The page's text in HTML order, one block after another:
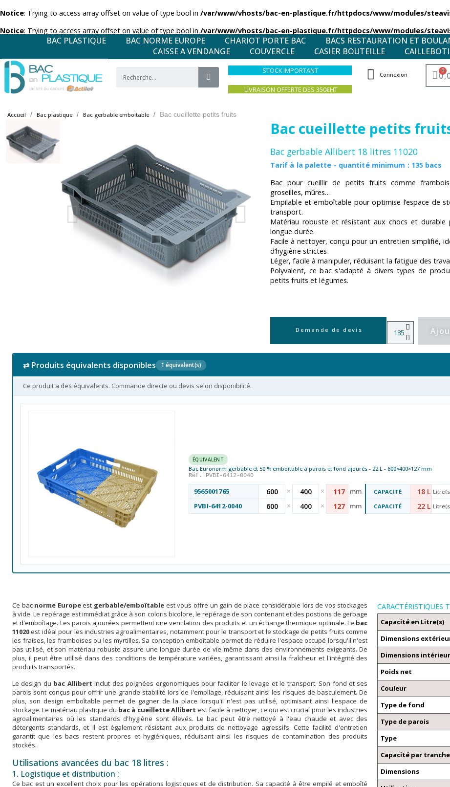
Notice: Trying to access array offset on value of type bool in /var/www/vhosts/bac-en-plastique.fr/httpdocs/www/modules/
Notice: Trying to access array offset on value of type bool in /var/www/vhosts/bac-en-plastique.fr/httpdocs/www/modules/
BAC PLASTIQUE BAC NORME EUROPE CHARIOT PORTE BAC BACS RESTAURATION ET
CAISSE A VENDANGE
COUVERCLE CASIER BOUTEILLE
STOCK IMPORTANT
LIVRAISON OFFERTE DES 350€HT
Connexion
Accueil Bac plastique Bac gerbable emboitable Bac cueillette petits fruits
Bac cueillette petits
Bac gerbable Allibert 18 litres 11020
Tarif à la palette - quantité minimum : 135 bacs
Bac pour cueillir de petits fruits comme
groseilles, mûres...
Empilable et emboîtable pour optimise l’espace de
transport.
Matériau robuste et résistant aux chocs et durable
longue durée.
Facile à nettoyer, conçu pour un entretien simplifié,
d’hygiène strictes.
Léger, facile à manipuler, réduisant la fatigue des
Polyvalent, ce bac s'adapté à divers types de
petits fruits et légumes.
Demande de devis
⇄ Produits équivalents disponibles 1 équivalent(s)
Ce produit a des équivalents. Commande directe ou devis selon disponibilité.
ÉQUIVALENT
Bac Euronorm gerbable et 50 % emboîtable à parois et fond ajourés - 22 L - 600×400×127 mm
Réf. PVBI-6412-0040
9565001765 600 × 400 × 117 mm CAPACITÉ 18 L
PVBI-6412-0040 600 × 400 × 127 mm CAPACITÉ 22 L
Ce bac norme Europeest gerbable/emboîtable est vous offre un gain de place considérable lors de vos stockages
à vide. Le repérage est immédiat grâce à son coloris bicolore, le repérage de son contenant et des postions de gerbage
et d'emboîtage. Les parois ajourées permettent une ventilation des produits et un échange thermique optimale. Le bac
11020est idéal pour les industries agroalimentaires, notamment pour le transport et le stockage de petits fruits comme
les fraises, les framboises ou les myrtilles. Sa conception emboîtable permet de réduire l'espace occupé lorsqu'il n'est
pas utilisé, et son matériau robuste assure une longue durée de vie même dans des environnements exigeants. De
plus, il peut être utilisé dans des conditions de température variées, garantissant ainsi la fraîcheur et l'intégrité des
produits transportés.
Le design du bac Allibert inclut des poignées ergonomiques pour faciliter le levage et le transport. Son fond et ses
parois sont conçus pour offrir une grande stabilité lors de l'empilage, réduisant ainsi les risques de basculement. De
plus, son design emboîtable permet de gagner de la place lorsqu'il n'est pas utilisé, optimisant ainsi l'espace de
stockage. Le matériau plastique du bac à cueillette Allibert est facile à nettoyer, ce qui est crucial pour les industries
agroalimentaires où les standards d'hygiène sont élevés. Le bac peut être nettoyé à l'eau chaude et avec des
détergents standards, et il est également résistant aux produits de nettoyage agressifs. Cette facilité d'entretien
garantit que les bacs restent propres et hygiéniques, réduisant ainsi les risques de contamination des produits
stockés.
Utilisations avancées du bac 18 litres :
1. Logistique et distribution :
Ce bac est un excellent choix pour les opérations logistiques et de distribution. Sa capacité à être empilé et emboîté
CARACTÉRISTIQUES
Capacité en Litre(s)
Dimensions
Dimensions
Poids net
Couleur
Type de fond
Type de parois
Type
Capacité par tranche
Dimensions